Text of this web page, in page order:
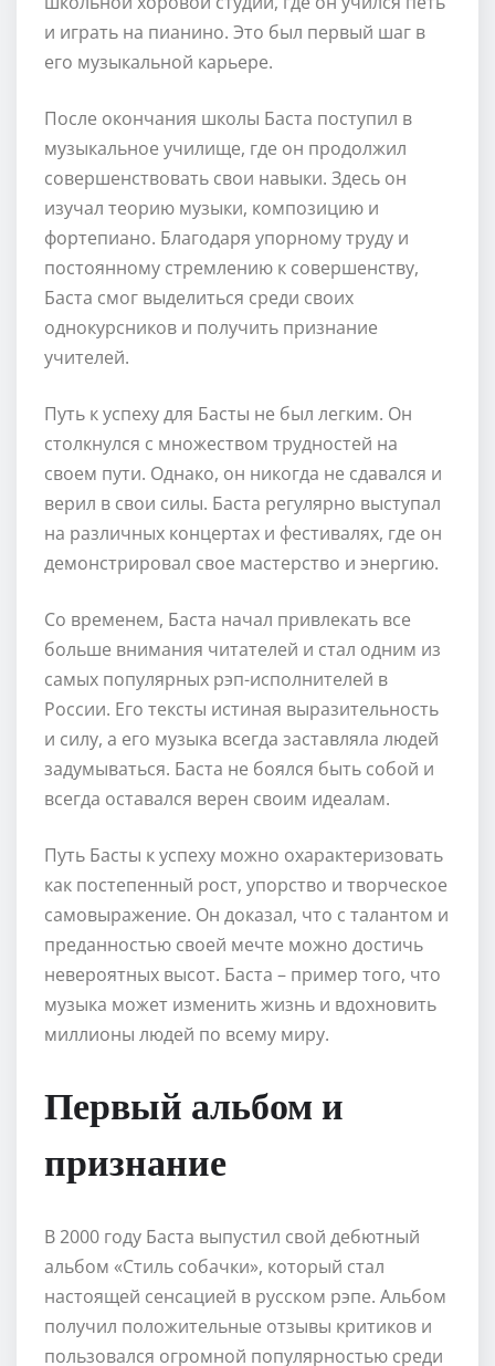
и играть на пианино. Это был первый шаг в
его музыкальной карьере.
После окончания школы Баста поступил в
музыкальное училище, где он продолжил
совершенствовать свои навыки. Здесь он
изучал теорию музыки, композицию и
фортепиано. Благодаря упорному труду и
постоянному стремлению к совершенству,
Баста смог выделиться среди своих
однокурсников и получить признание
учителей.
Путь к успеху для Басты не был легким. Он
столкнулся с множеством трудностей на
своем пути. Однако, он никогда не сдавался и
верил в свои силы. Баста регулярно выступал
на различных концертах и фестивалях, где он
демонстрировал свое мастерство и энергию.
Со временем, Баста начал привлекать все
больше внимания читателей и стал одним из
самых популярных рэп-исполнителей в
России. Его тексты истиная выразительность
и силу, а его музыка всегда заставляла людей
задумываться. Баста не боялся быть собой и
всегда оставался верен своим идеалам.
Путь Басты к успеху можно охарактеризовать
как постепенный рост, упорство и творческое
самовыражение. Он доказал, что с талантом и
преданностью своей мечте можно достичь
невероятных высот. Баста – пример того, что
музыка может изменить жизнь и вдохновить
миллионы людей по всему миру.
Первый альбом и
признание
В 2000 году Баста выпустил свой дебютный
альбом «Стиль собачки», который стал
настоящей сенсацией в русском рэпе. Альбом
получил положительные отзывы критиков и
пользовался огромной популярностью среди